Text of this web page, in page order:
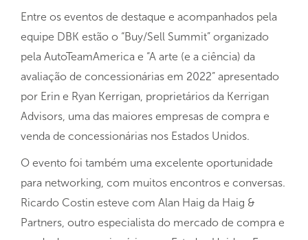
Entre os eventos de destaque e acompanhados pela
equipe DBK estão o “Buy/Sell Summit” organizado
pela AutoTeamAmerica e “A arte (e a ciência) da
avaliação de concessionárias em 2022” apresentado
por Erin e Ryan Kerrigan, proprietários da Kerrigan
Advisors, uma das maiores empresas de compra e
venda de concessionárias nos Estados Unidos.
O evento foi também uma excelente oportunidade
para networking, com muitos encontros e conversas.
Ricardo Costin esteve com Alan Haig da Haig &
Partners, outro especialista do mercado de compra e